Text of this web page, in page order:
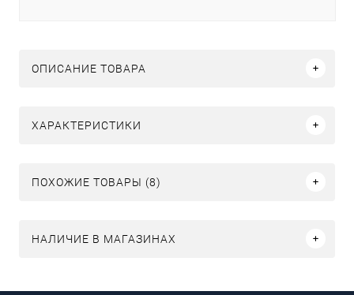
ОПИСАНИЕ ТОВАРА
ХАРАКТЕРИСТИКИ
ПОХОЖИЕ ТОВАРЫ (8)
НАЛИЧИЕ В МАГАЗИНАХ